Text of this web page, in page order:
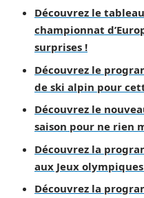
Découvrez le
championnat
surprises !
Découvrez le
de ski alpin pour
Découvrez le
saison pour ne rien
Découvrez la
aux Jeux
Découvrez la